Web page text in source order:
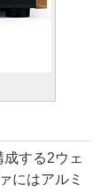
する2ウェ
にはアルミ